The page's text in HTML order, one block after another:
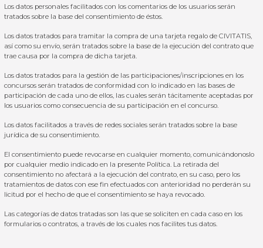
Los datos personales facilitados con los comentarios de los usuarios serán
tratados sobre la base del consentimiento de éstos.
Los datos tratados para tramitar la compra de una tarjeta regalo de CIVITATIS,
así como su envío, serán tratados sobre la base de la ejecución del contrato que
trae causa por la compra de dicha tarjeta.
Los datos tratados para la gestión de las participaciones/inscripciones en los
concursos serán tratados de conformidad con lo indicado en las bases de
participación de cada uno de ellos, las cuales serán tácitamente aceptadas por
los usuarios como consecuencia de su participación en el concurso.
Los datos facilitados a través de redes sociales serán tratados sobre la base
jurídica de su consentimiento.
El consentimiento puede revocarse en cualquier momento, comunicándonoslo
por cualquier medio indicado en la presente Política. La retirada del
consentimiento no afectará a la ejecución del contrato, en su caso, pero los
tratamientos de datos con ese fin efectuados con anterioridad no perderán su
licitud por el hecho de que el consentimiento se haya revocado.
Las categorías de datos tratadas son las que se soliciten en cada caso en los
formularios o contratos, a través de los cuales nos facilites tus datos.